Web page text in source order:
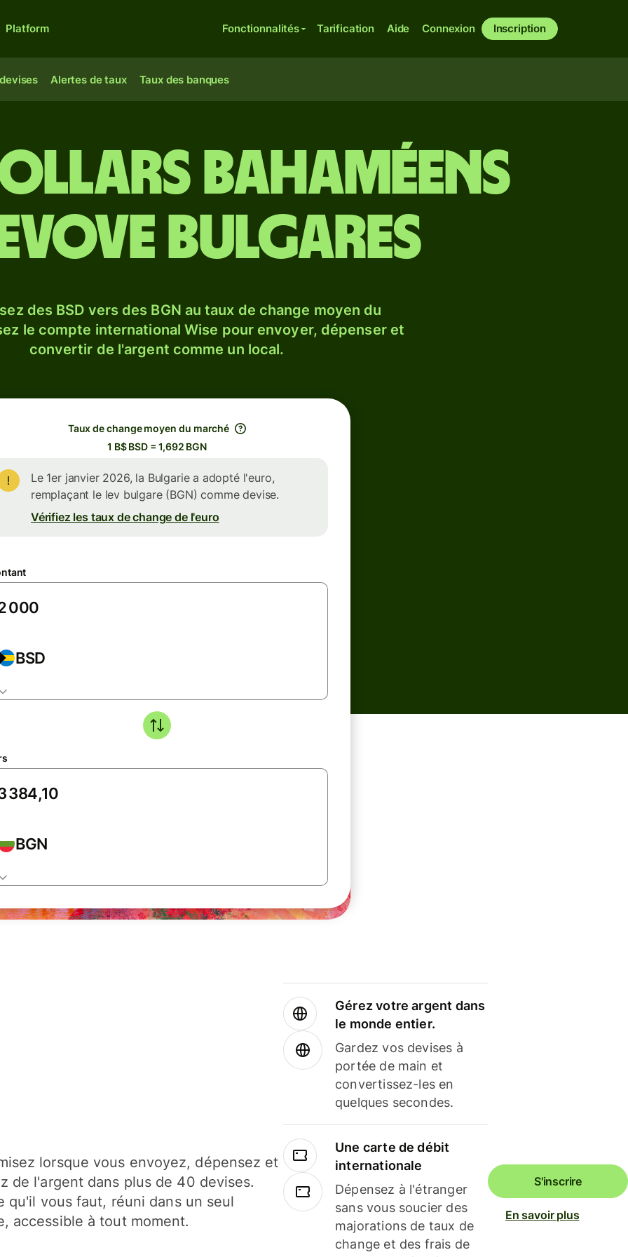
Platform Fonctionnalités Tarification Aide Connexion Inscription
Alertes de taux Taux des banques
bahaméens
bulgares
des BSD vers des BGN au taux de change moyen du
le compte international Wise pour envoyer, dépenser et
convertir de l'argent comme un local.
Taux de change moyen du marché
1 B$ BSD = 1,692 BGN
Le 1er janvier 2026, la Bulgarie a adopté l'euro,
remplaçant le lev bulgare (BGN) comme devise.
Vérifiez les taux de change de l'euro
BSD
BGN
lorsque vous envoyez, dépensez et
de l'argent dans plus de 40 devises.
qu'il vous faut, réuni dans un seul
accessible à tout moment.
Gérez votre argent dans
le monde entier.
Gardez vos devises à
portée de main et
convertissez-les en
quelques secondes.
Une carte de débit
internationale
Dépensez à l'étranger
sans vous soucier des
majorations de taux de
change et des frais de
S'inscrire
En savoir plus